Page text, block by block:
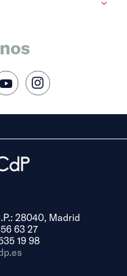
28040, Madrid
63 27
19 98